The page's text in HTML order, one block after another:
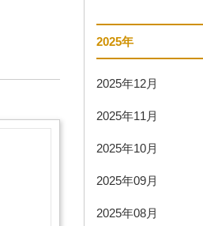
2025年
2025年12月
2025年11月
2025年10月
2025年09月
2025年08月